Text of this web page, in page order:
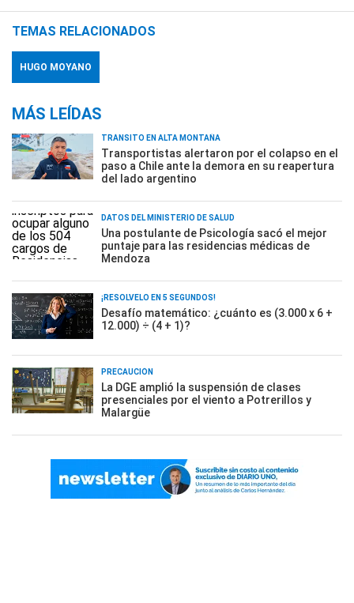
TEMAS RELACIONADOS
HUGO MOYANO
MÁS LEÍDAS
TRÁNSITO EN ALTA MONTAÑA
Transportistas alertaron por el colapso en el
paso a Chile ante la demora en su reapertura
del lado argentino
DATOS DEL MINISTERIO DE SALUD
Una postulante de Psicología sacó el mejor
puntaje para las residencias médicas de
Mendoza
¡RESOLVELO EN 5 SEGUNDOS!
Desafío matemático: ¿cuánto es (3.000 x 6 +
12.000) ÷ (4 + 1)?
PRECAUCIÓN
La DGE amplió la suspensión de clases
presenciales por el viento a Potrerillos y
Malargüe